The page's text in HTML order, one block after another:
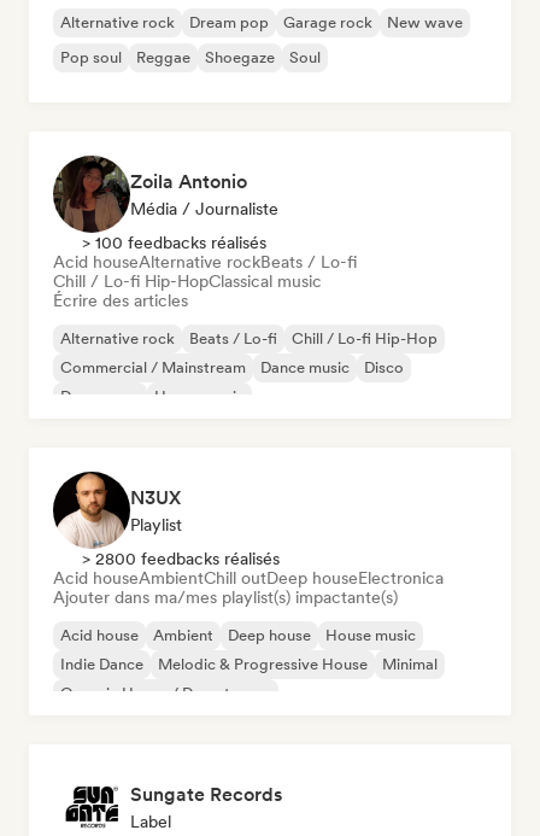
Alternative rock Dream pop Garage rock
New wave
Pop soul
Reggae Shoegaze Soul
Zoila Antonio
Média / Journaliste
> 100 feedbacks réalisés
Acid houseAlternative rockBeats / Lo-fi
Chill / Lo-fi Hip-HopClassical music
Écrire des articles
Alternative rock Beats / Lo-fi
Chill / Lo-fi Hip-Hop
Commercial / Mainstream
Dance music
Disco
Dream pop
House music
N3UX
Playlist
> 2800 feedbacks réalisés
Acid houseAmbientChill outDeep houseElectronica
Ajouter dans ma/mes playlist(s) impactante(s)
Acid house Ambient Deep house
House music
Indie Dance
Melodic & Progressive House
Minimal
Organic House / Downtempo
Sungate Records
Label